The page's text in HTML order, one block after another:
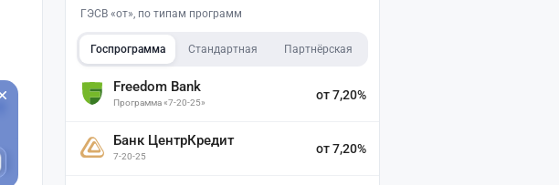
ГЭСВ «от», по типам программ
Госпрограмма Стандартная Партнёрская
Freedom Bank
Программа «7-20-25»
от 7,20%
Банк ЦентрКредит
7-20-25
от 7,20%